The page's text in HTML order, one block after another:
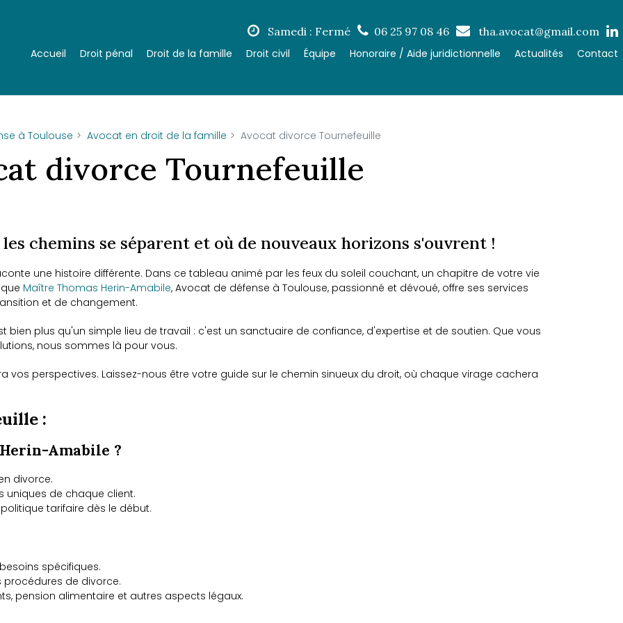
Samedi : Fermé 06 25 97 08 46
tha.avocat@gmail.com
Accueil
Droit pénal Droit de la famille Droit civil Équipe Honoraire / Aide juridictionnelle Actualités Contact
à Toulouse Avocat en droit de la famille Avocat divorce Tournefeuille
divorce Tournefeuille
chemins se séparent et où de nouveaux horizons s'ouvrent !
une histoire différente. Dans ce tableau animé par les feux du soleil couchant, un chapitre de votre vie
Maître Thomas Herin-Amabile, Avocat de défense à Toulouse, passionné et dévoué, offre ses services
et de changement.
bien plus qu'un simple lieu de travail : c'est un sanctuaire de confiance, d'expertise et de soutien. Que vous
nous sommes là pour vous.
vos perspectives. Laissez-nous être votre guide sur le chemin sinueux du droit, où chaque virage cachera
:
Amabile ?
divorce.
uniques de chaque client.
tarifaire dès le début.
spécifiques.
de divorce.
pension alimentaire et autres aspects légaux.